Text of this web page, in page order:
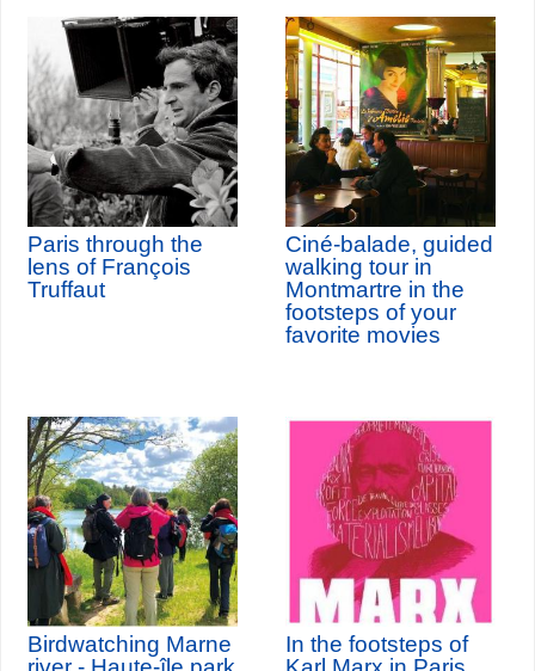
Paris through the
lens of François
Truffaut
Ciné-balade, guided
walking tour in
Montmartre in the
footsteps of your
favorite movies
Birdwatching Marne
In the footsteps of